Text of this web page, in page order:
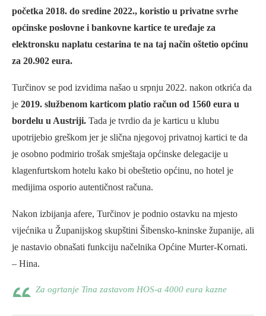
početka 2018. do sredine 2022., koristio u privatne svrhe
općinske poslovne i bankovne kartice te uređaje za
elektronsku naplatu cestarina te na taj način oštetio općinu
za 20.902 eura.
Turčinov se pod izvidima našao u srpnju 2022. nakon otkrića da
je 2019. službenom karticom platio račun od 1560 eura u
bordelu u Austriji. Tada je tvrdio da je karticu u klubu
upotrijebio greškom jer je slična njegovoj privatnoj kartici te da
je osobno podmirio trošak smještaja općinske delegacije u
klagenfurtskom hotelu kako bi obeštetio općinu, no hotel je
medijima osporio autentičnost računa.
Nakon izbijanja afere, Turčinov je podnio ostavku na mjesto
vijećnika u Županijskog skupštini Šibensko-kninske županije, ali
je nastavio obnašati funkciju načelnika Općine Murter-Kornati.
– Hina.
Za ogrtanje Tina zastavom HOS-a 4000 eura kazne